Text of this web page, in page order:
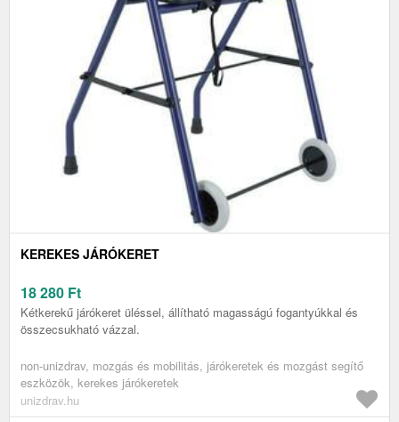
KEREKES JÁRÓKERET
18 280 Ft
Kétkerekű járókeret üléssel, állítható magasságú fogantyúkkal és
összecsukható vázzal.
non-unizdrav, mozgás és mobilitás, járókeretek és mozgást segítő
eszközök, kerekes járókeretek
unizdrav.hu